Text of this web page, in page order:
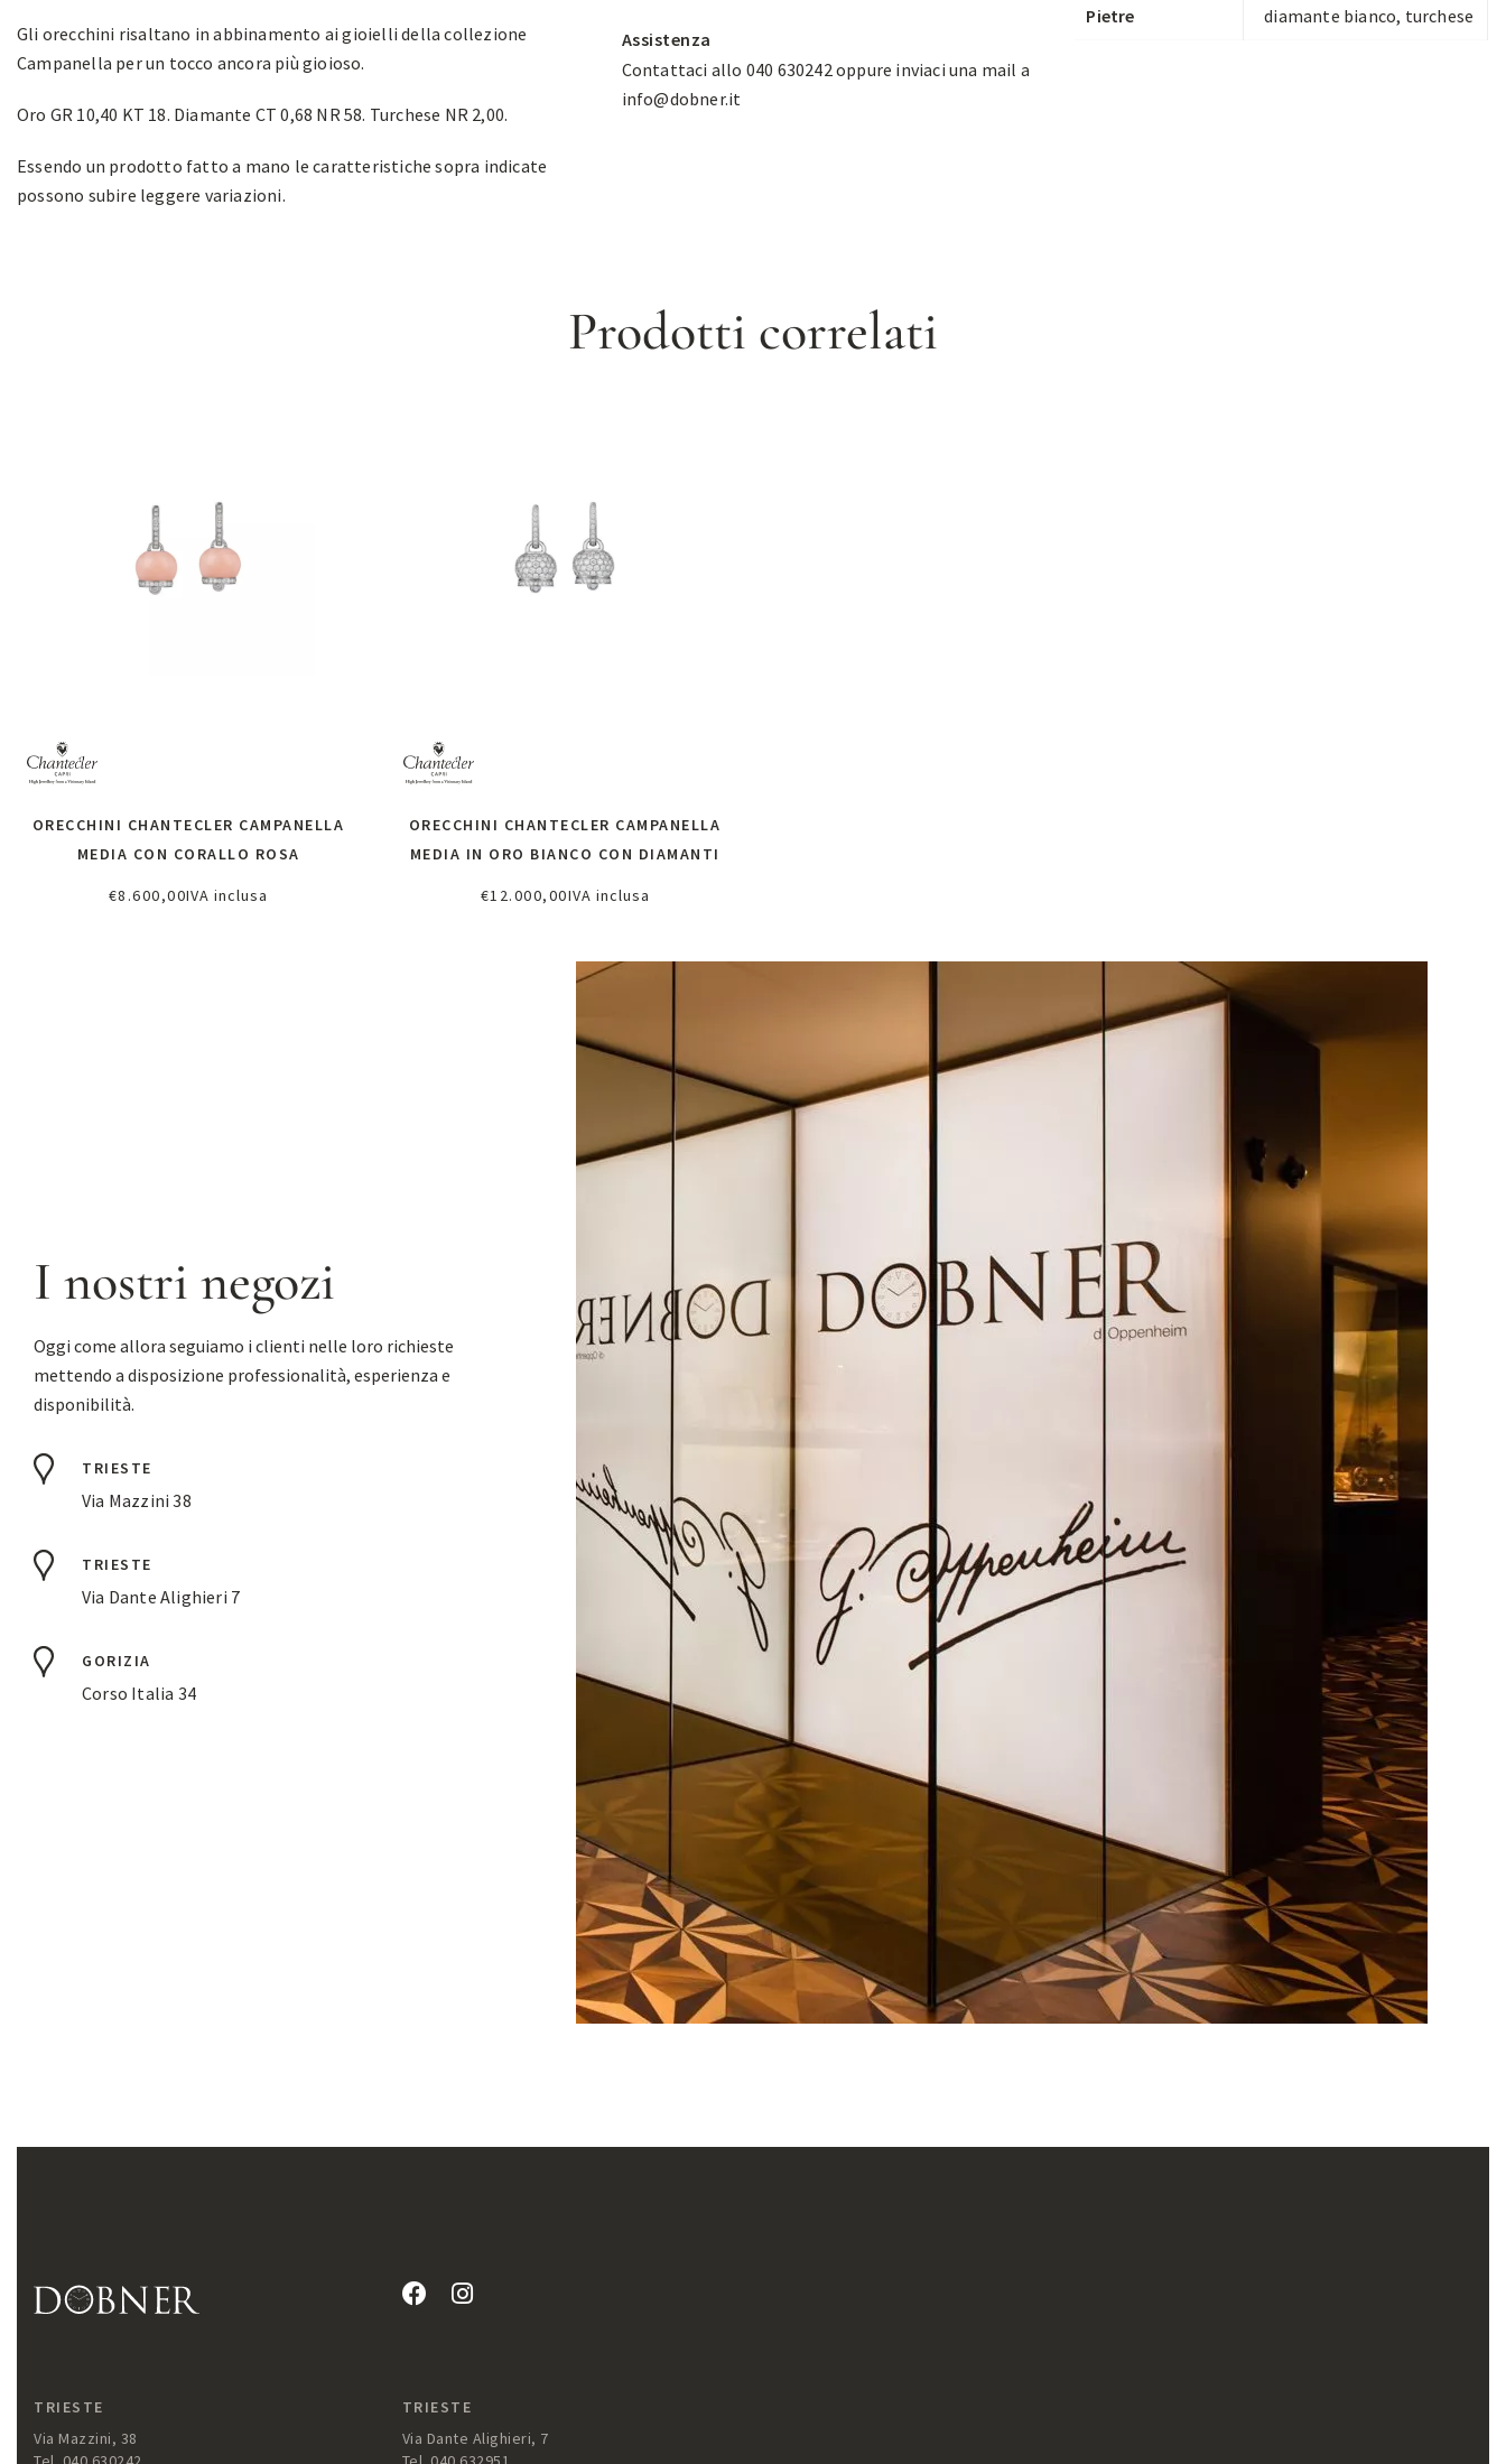
Gli orecchini risaltano in abbinamento ai gioielli della collezione
Campanella per un tocco ancora più gioioso.
Oro GR 10,40 KT 18. Diamante CT 0,68 NR 58. Turchese NR 2,00.
Essendo un prodotto fatto a mano le caratteristiche sopra indicate
possono subire leggere variazioni.
Assistenza
Contattaci allo 040 630242 oppure inviaci una mail a
info@dobner.it
Pietre diamante bianco, turchese
Prodotti correlati
ORECCHINI CHANTECLER CAMPANELLA
MEDIA CON CORALLO ROSA
€8.600,00IVA inclusa
ORECCHINI CHANTECLER CAMPANELLA
MEDIA IN ORO BIANCO CON DIAMANTI
€12.000,00IVA inclusa
I nostri negozi
Oggi come allora seguiamo i clienti nelle loro richieste
mettendo a disposizione professionalità, esperienza e
disponibilità.
TRIESTE
Via Mazzini 38
TRIESTE
Via Dante Alighieri 7
GORIZIA
Corso Italia 34
TRIESTE
Via Mazzini, 38
TRIESTE
Via Dante Alighieri, 7